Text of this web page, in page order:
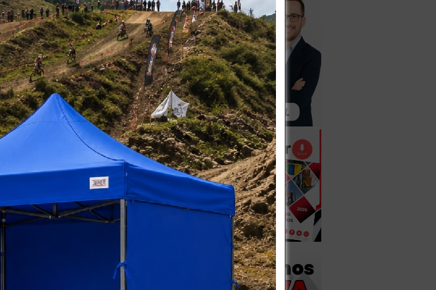
Enviar WhatsApp
GARANTIA
Garantia 6 Meses
DESPACHO
Garantía y Post Venta
STOCK
Disponible
Descargar Ficha Técnica
Descargar Catálogo
del aire y evita exceso de humedad.